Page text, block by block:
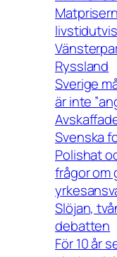
Ryssland
Sverige
är inte
Svenska
Polishat
frågor om
Slöjan,
debatten
För 10 år